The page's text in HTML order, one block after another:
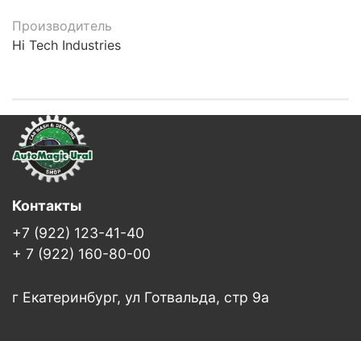
Производитель
Hi Tech Industries
Контакты
+7 (922) 123-41-40
+ 7 (922) 160-80-00
г Екатеринбург, ул Готвальда, стр 9а